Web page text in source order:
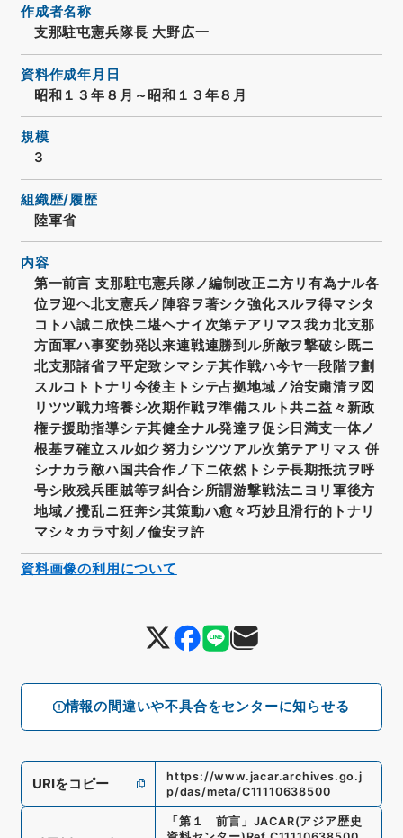
情報の間違いや不具合をセンターに知らせる
作成者名称
支那駐屯憲兵隊長 大野広一
資料作成年月日
昭和１３年８月～昭和１３年８月
規模
3
組織歴/履歴
陸軍省
内容
第一前言 支那駐屯憲兵隊ノ編制改正ニ方リ有為ナル各
位ヲ迎ヘ北支憲兵ノ陣容ヲ著シク強化スルヲ得マシタ
コトハ誠ニ欣快ニ堪ヘナイ次第テアリマス我カ北支那
方面軍ハ事変勃発以来連戦連勝到ル所敵ヲ撃破シ既ニ
北支那諸省ヲ平定致シマシテ其作戦ハ今ヤ一段階ヲ劃
スルコトトナリ今後主トシテ占拠地域ノ治安粛清ヲ図
リツツ戦力培養シ次期作戦ヲ準備スルト共ニ益々新政
権テ援助指導シテ其健全ナル発達ヲ促シ日満支一体ノ
根基ヲ確立スル如ク努力シツツアル次第テアリマス 併
シナカラ敵ハ国共合作ノ下ニ依然トシテ長期抵抗ヲ呼
号シ敗残兵匪賊等ヲ糾合シ所謂游撃戦法ニヨリ軍後方
地域ノ攪乱ニ狂奔シ其策動ハ愈々巧妙且滑行的トナリ
マシ々カラ寸刻ノ偸安ヲ許
URIをコピー
https://www.jacar.archives.go.j
p/das/meta/C11110638500
「 第１ 前言 」 JACAR(アジア歴史
資料画像の利用について